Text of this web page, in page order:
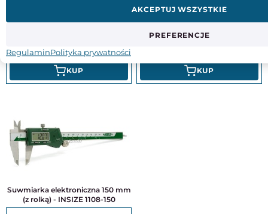
386,98
314,62
KUP
92,95
KUP
Suwmiarka elektroniczna 150 mm
(z rolką) - INSIZE 1108-150
PREFERENCJE
AKCEPTUJ WSZYSTKIE
RegulaminPolityka prywatności